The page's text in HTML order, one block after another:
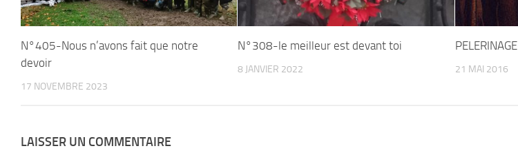
N°405-Nous n’avons fait que notre
devoir
17 NOVEMBRE 2023
N°308-le meilleur est devant toi
8 JANVIER 2022 21 MAI 2016
LAISSER UN COMMENTAIRE